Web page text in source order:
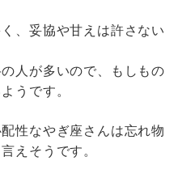
、妥協や甘えは許さない
人が多いので、もしもの
うです。
性なやぎ座さんは忘れ物
えそうです。